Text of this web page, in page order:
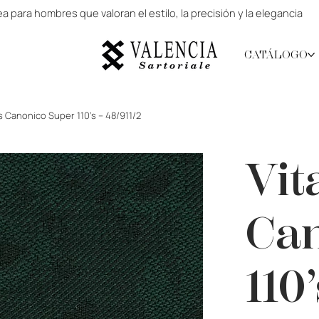
para hombres que valoran el estilo, la precisión y la elegancia
CATÁLOGO
Super 110’s – 48/911/2